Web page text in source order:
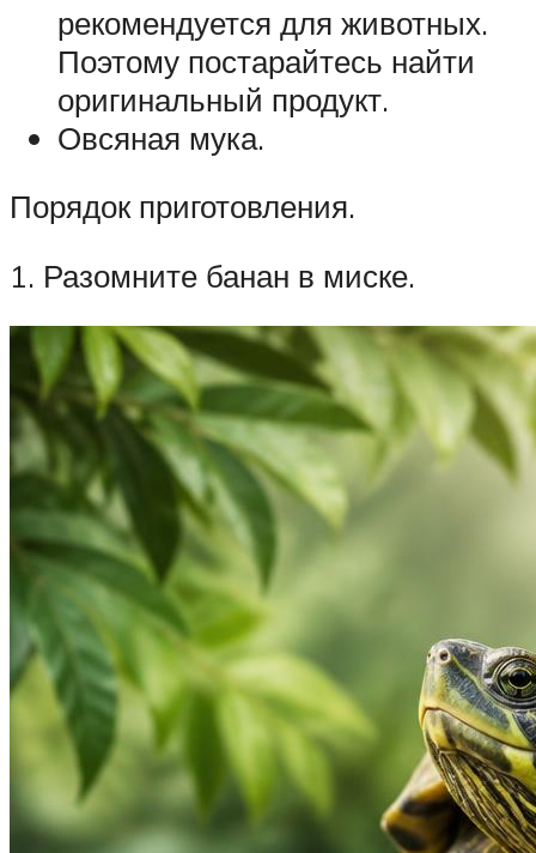
рекомендуется для животных.
Поэтому постарайтесь найти
оригинальный продукт.
Овсяная мука.
Порядок приготовления.
1. Разомните банан в миске.